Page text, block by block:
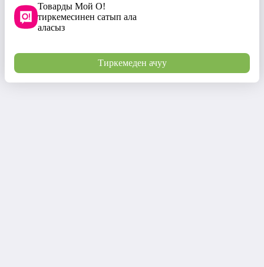
Товарды Мой О!
тиркемесинен сатып ала
аласыз
Тиркемеден ачуу